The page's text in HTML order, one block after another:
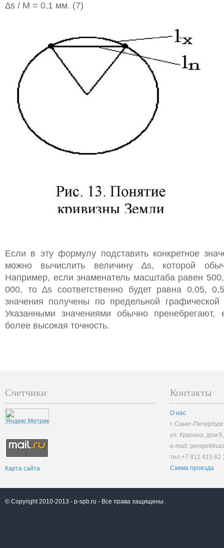
∆s / M = 0,1 мм. (7)
Если в эту формулу подставить конкретное
можно вычислить величину ∆s, которой
Например, если знаменатель масштаба равен
000, то ∆s соответственно будет равна 0,05,
значения получены по предельной
Указанными значениями обычно пренебрегают,
более высокая точность.
Счетчики
Карта сайта
Контакты
О нас
г. Санкт-Петербург
ул. Красина, дом
e-mail:
тел.+7 812 415 62
Схема проезда
© Copyright 2010-2013 - p-spb.ru - Все права защищены.